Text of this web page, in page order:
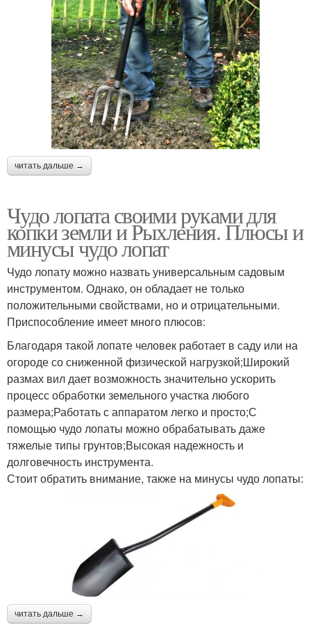
читать дальше →
Чудо лопата своими руками для
копки земли и Рыхления. Плюсы и
минусы чудо лопат
Чудо лопату можно назвать универсальным садовым
инструментом. Однако, он обладает не только
положительными свойствами, но и отрицательными.
Приспособление имеет много плюсов:
Благодаря такой лопате человек работает в саду или на
огороде со сниженной физической нагрузкой;Широкий
размах вил дает возможность значительно ускорить
процесс обработки земельного участка любого
размера;Работать с аппаратом легко и просто;С
помощью чудо лопаты можно обрабатывать даже
тяжелые типы грунтов;Высокая надежность и
долговечность инструмента.
Стоит обратить внимание, также на минусы чудо лопаты:
читать дальше →